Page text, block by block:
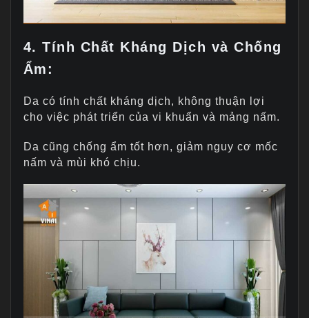
4. Tính Chất Kháng Dịch và Chống
Ẩm:
Da có tính chất kháng dịch, không thuận lợi
cho việc phát triển của vi khuẩn và mảng nấm.
Da cũng chống ẩm tốt hơn, giảm nguy cơ mốc
nấm và mùi khó chịu.